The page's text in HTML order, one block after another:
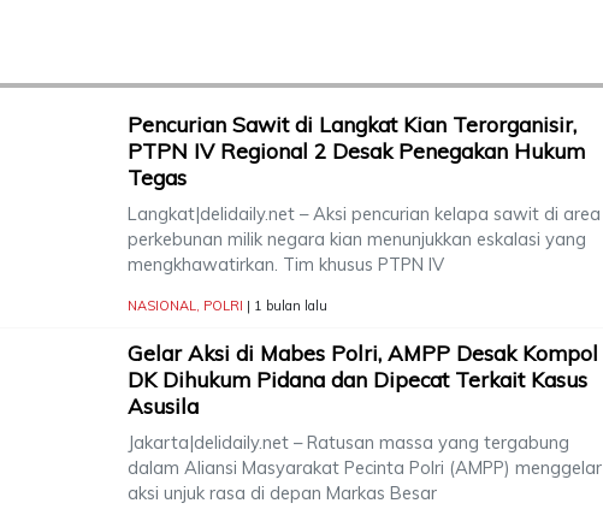
Pencurian Sawit di Langkat Kian Terorganisir,
PTPN IV Regional 2 Desak Penegakan Hukum
Tegas
Langkat|delidaily.net – Aksi pencurian kelapa sawit di area
perkebunan milik negara kian menunjukkan eskalasi yang
mengkhawatirkan. Tim khusus PTPN IV
NASIONAL, POLRI | 1 bulan lalu
Gelar Aksi di Mabes Polri, AMPP Desak Kompol
DK Dihukum Pidana dan Dipecat Terkait Kasus
Asusila
Jakarta|delidaily.net – Ratusan massa yang tergabung
dalam Aliansi Masyarakat Pecinta Polri (AMPP) menggelar
aksi unjuk rasa di depan Markas Besar